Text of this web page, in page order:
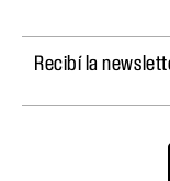
Recibí la